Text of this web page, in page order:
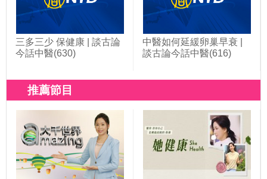
三多三少 保健康 | 談古論
今話中醫(630)
中醫如何延緩卵巢早衰 |
談古論今話中醫(616)
推薦節目